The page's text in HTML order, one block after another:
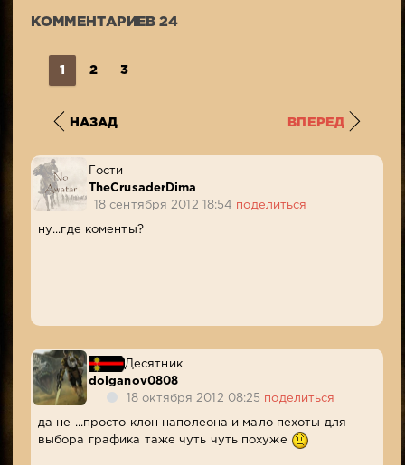
КОММЕНТАРИЕВ 24
1 2 3
НАЗАД ВПЕРЕД
Гости
TheCrusaderDima
18 сентября 2012 18:54 поделиться
ну...где коменты?
Десятник
dolganov0808
18 октября 2012 08:25 поделиться
да не ...просто клон наполеона и мало пехоты для
выбора графика таже чуть чуть похуже